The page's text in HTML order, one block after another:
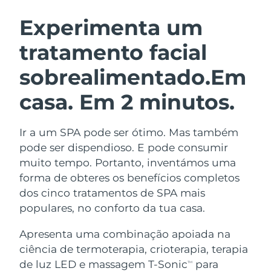
Experimenta um
tratamento facial
sobrealimentado.Em
casa. Em 2 minutos.
Ir a um SPA pode ser ótimo. Mas também
pode ser dispendioso. E pode consumir
muito tempo. Portanto, inventámos uma
forma de obteres os benefícios completos
dos cinco tratamentos de SPA mais
populares, no conforto da tua casa.
Apresenta uma combinação apoiada na
ciência de termoterapia, crioterapia, terapia
de luz LED e massagem T-SonicTM
para
Limpeza facial
LUNA™ 4 kit
Anti-aging massage
LUNA™ 4 Plus
Massage, LED heating
LUNA™ 4 Men
For men, anti-aging massage
Lifting facial
BEAR™ 2 kit
Microcurrent toning
BEAR™ 2 go
Microcurrent toning on-the-go
BEAR™ 2 eyes & lips
Microcurrent line smoothing device
Hidratação
UFO™ 3 kit
Deep facial hydration
Near-infrared and red light therapy
device
Cuidado oral
issa™ 4
Hybrid silicone sonic toothbrush
issa™ 4 plus
Smart hybrid silicone sonic toothbrush
TRATAMENTO ANTIENVELHECIMENTO
FAQ™
Antienvelhecimento Tratamentos LED
Áustria Entrega prevista
Barein Entrega prevista09/08/2026
Bélgica Entrega prevista08/08/2026
Bermudas Entrega prevista14/08/2026
Bósnia e
Herzegovina
Entrega prevista11/08/2026
Brunei Entrega prevista13/08/2026
Bulgária Entrega prevista
Canadá Entrega prevista12/08/2026
Chile Entrega prevista